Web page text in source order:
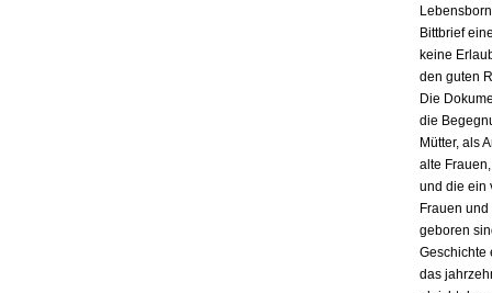
Bittbrief
keine
den guten
Die
die
Mütter, als
alte
und die ein
Frauen
geboren
Geschichte
das